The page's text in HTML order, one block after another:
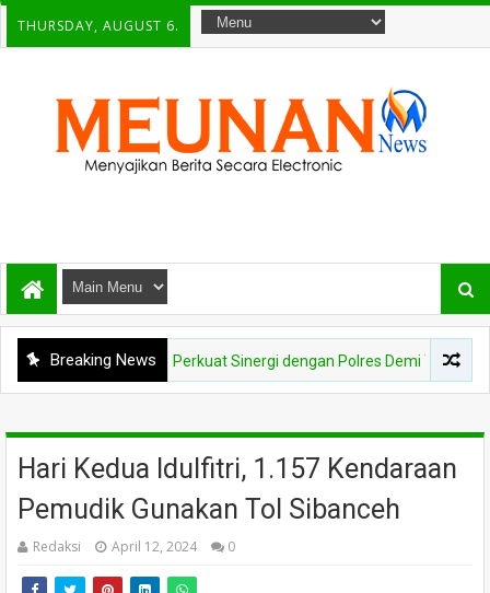
THURSDAY, AUGUST 6.
Breaking News
Aceh Besar Perkuat Sinergi dengan Polres Demi Tingkatkan
Hari Kedua Idulfitri, 1.157 Kendaraan
Pemudik Gunakan Tol Sibanceh
Redaksi April 12, 2024 0